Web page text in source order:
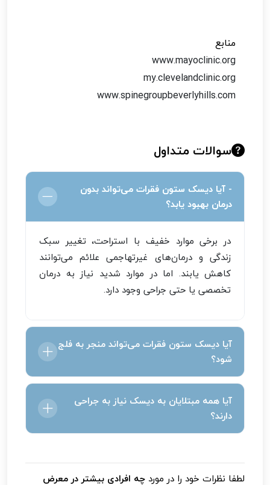
منابع
www.mayoclinic.org
my.clevelandclinic.org
www.spinegroupbeverlyhills.com
سوالات متداول
- آیا دیسک ستون فقرات می‌تواند بدون
درمان بهبود یابد؟
در برخی موارد خفیف با استراحت، تغییر سبک
زندگی و درمان‌های غیرتهاجمی علائم می‌توانند
کاهش یابند. اما در موارد شدید نیاز به درمان
تخصصی یا حتی جراحی وجود دارد.
آیا دیسک ستون فقرات می‌تواند منجر به فلج
شود؟
در موارد شدید که اعصاب اصلی به شدت تحت
فشار قرار گیرند ضعف شدید عضلانی یا حتی فلج رخ
آیا همه مبتلایان به دیسک نیاز به جراحی
دارند؟
پاسخ به درمان‌های غیرجراحی یا بروز علائم شدید
لطفا نظرات خود را در مورد چه افرادی بیشتر در معرض